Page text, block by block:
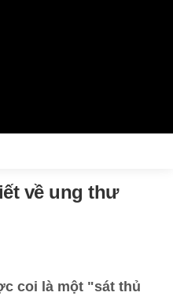
về ung thư
coi là một "sát thủ